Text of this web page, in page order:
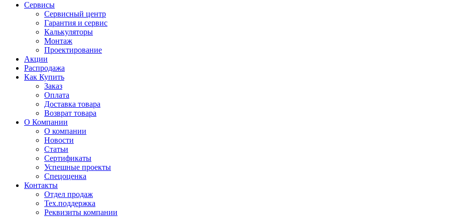
Сервисы
Сервисный центр
Гарантия и сервис
Калькуляторы
Монтаж
Проектирование
Акции
Распродажа
Как Купить
Заказ
Оплата
Доставка товара
Возврат товара
О Компании
О компании
Новости
Статьи
Сертификаты
Успешные проекты
Спецоценка
Контакты
Отдел продаж
Тех.поддержка
Реквизиты компании